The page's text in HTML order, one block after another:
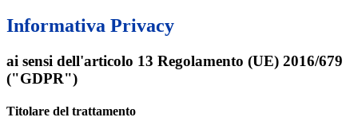
Informativa Privacy
ai sensi dell'articolo 13 Regolamento (UE) 2016/679
("GDPR")
Titolare del trattamento